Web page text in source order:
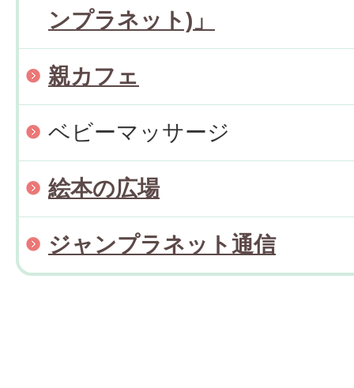
ンプラネット)」
親カフェ
ベビーマッサージ
絵本の広場
ジャンプラネット通信